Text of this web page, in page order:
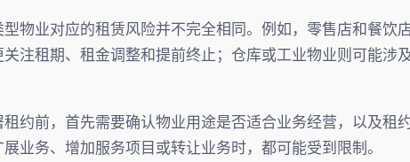
型物业对应的租赁风险并不完全相同。例如，零售店和餐饮
关注租期、租金调整和提前终止；仓库或工业物业则可能涉
租约前，首先需要确认物业用途是否适合业务经营，以及租
展业务、增加服务项目或转让业务时，都可能受到限制。